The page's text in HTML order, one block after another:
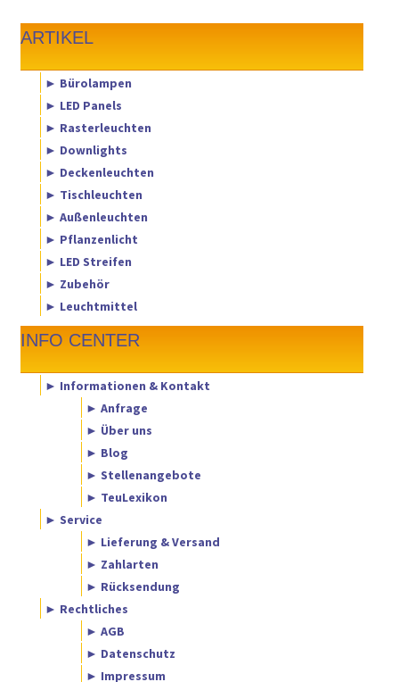
ARTIKEL
► Bürolampen
► LED Panels
► Rasterleuchten
► Downlights
► Deckenleuchten
► Tischleuchten
► Außenleuchten
► Pflanzenlicht
► LED Streifen
► Zubehör
► Leuchtmittel
INFO CENTER
► Informationen & Kontakt
► Anfrage
► Über uns
► Blog
► Stellenangebote
► TeuLexikon
► Service
► Lieferung & Versand
► Zahlarten
► Rücksendung
► Rechtliches
► AGB
► Datenschutz
► Impressum